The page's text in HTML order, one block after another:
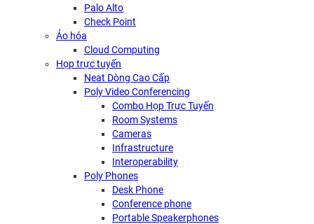
Palo Alto
Check Point
Ảo hóa
Cloud Computing
Họp trực tuyến
Neat Dòng Cao Cấp
Poly Video Conferencing
Combo Họp Trực Tuyến
Room Systems
Cameras
Infrastructure
Interoperability
Poly Phones
Desk Phone
Conference phone
Portable Speakerphones